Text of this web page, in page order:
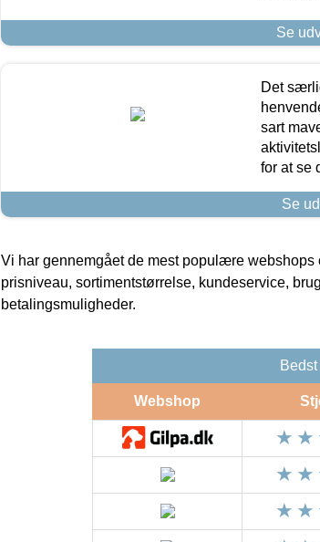
Se
Det
sart
for at se
Se
Vi har gennemgået de mest populære webshops
prisniveau, sortimentstørrelse, kundeservice,
betalingsmuligheder.
Webshop